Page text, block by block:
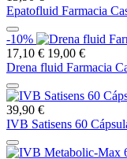
Epatofluid Farmacia
-10%
17,10 € 19,00 €
Drena fluid Farmacia
39,90 €
IVB Satisens 60